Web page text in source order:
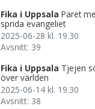
Fika i Uppsala Paret
sprida evangeliet
2025-06-28 kl. 19.30
Avsnitt: 39
Fika i Uppsala Tjejen
över världen
2025-06-14 kl. 19.30
Avsnitt: 38